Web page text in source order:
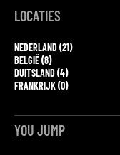
LOCATIES
NEDERLAND (21)
BELGIË (8)
DUITSLAND (4)
FRANKRIJK (0)
YOU JUMP